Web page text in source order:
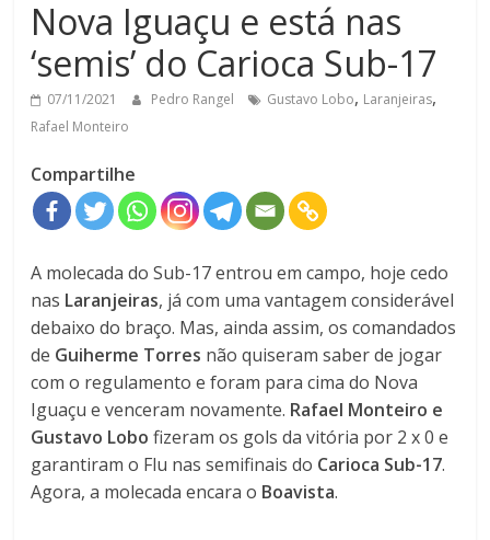
Nova Iguaçu e está nas
‘semis’ do Carioca Sub-17
07/11/2021 Pedro Rangel Gustavo Lobo, Laranjeiras,
Rafael Monteiro
Compartilhe
A molecada do Sub-17 entrou em campo, hoje cedo
nas Laranjeiras, já com uma vantagem considerável
debaixo do braço. Mas, ainda assim, os comandados
de Guiherme Torres não quiseram saber de jogar
com o regulamento e foram para cima do Nova
Iguaçu e venceram novamente. Rafael Monteiro e
Gustavo Lobo fizeram os gols da vitória por 2 x 0 e
garantiram o Flu nas semifinais do Carioca Sub-17.
Agora, a molecada encara o Boavista.